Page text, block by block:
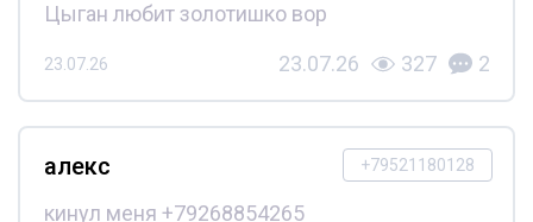
Цыган любит золотишко вор
23.07.26 23.07.26 327 2
+79521180128
алекс
кинул меня +79268854265